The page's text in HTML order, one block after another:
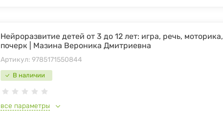
В наличии
Нейроразвитие детей от 3 до 12 лет: игра, речь, моторика,
почерк | Мазина Вероника Дмитриевна
Артикул: 9785171550844
все параметры